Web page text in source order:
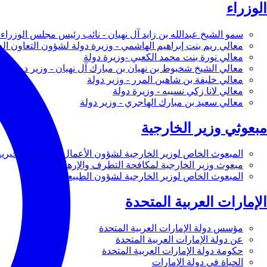
الوزراء
سمو الشيخ عبدالله بن زايد آل نهيان - نائب رئيس مجلس الوزراء
معالي ريم بنت إبراهيم الهاشمي - وزيرة دولة لشؤون التعاون
معالي نورة بنت محمد الكعبي -وزيرة دولة
معالي الشيخ شخبوط بن نهيان بن مبارك آل نهيان - وزير دولة
معالي خليفة بن شاهين المرر - وزير دولة
معالي لانا زكي نسيبه - وزيرة دولة
معالي سعيد بن مبارك الهاجري - وزير دولة
مبعوثي وزير الخارجية
المبعوث الخاص لوزير الخارجية لشؤون الأعمال والأعمال
مبعوث وزير الخارجية لمكافحة التطرف والإرهاب
المبعوث الخاص لوزير الخارجية لشؤون الطبيعة
الإمارات العربية المتحدة
مؤسس دولة الإمارات العربية المتحدة
عن دولة الإمارات العربية المتحدة
حكومة دولة الإمارات العربية المتحدة
الحياة في دولة الإمارات